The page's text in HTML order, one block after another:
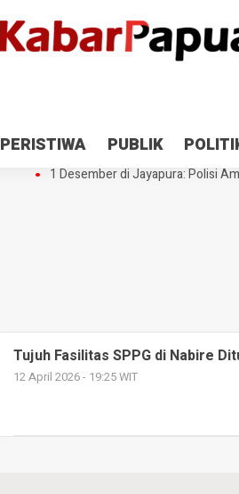
PERISTIWA PUBLIK
Antisipasi 1 Desember, TNI Polri
Gedung Perpustakaan SMPN 5
1 Desember di Jayapura: Polisi
Tujuh Fasilitas SPPG di Nabire
12 April 2026 - 19:25 WIT